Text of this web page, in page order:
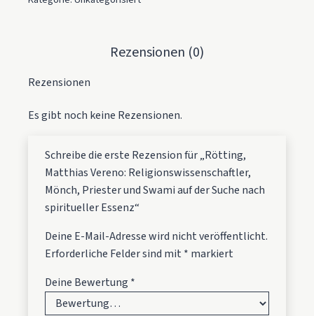
Rezensionen (0)
Rezensionen
Es gibt noch keine Rezensionen.
Schreibe die erste Rezension für „Rötting,
Matthias Vereno: Religionswissenschaftler,
Mönch, Priester und Swami auf der Suche nach
spiritueller Essenz“
Deine E-Mail-Adresse wird nicht veröffentlicht.
Erforderliche Felder sind mit * markiert
Deine Bewertung *